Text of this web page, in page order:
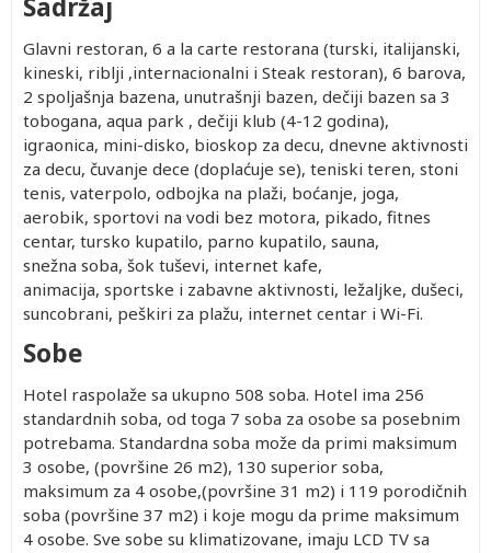
Sadržaj
Glavni restoran, 6 a la carte restorana (turski, italijanski,
kineski, riblji ,internacionalni i Steak restoran), 6 barova,
2 spoljašnja bazena, unutrašnji bazen, dečiji bazen sa 3
tobogana, aqua park , dečiji klub (4-12 godina),
igraonica, mini-disko, bioskop za decu, dnevne aktivnosti
za decu, čuvanje dece (doplaćuje se), teniski teren, stoni
tenis, vaterpolo, odbojka na plaži, boćanje, joga,
aerobik, sportovi na vodi bez motora, pikado, fitnes
centar, tursko kupatilo, parno kupatilo, sauna,
snežna soba, šok tuševi, internet kafe,
animacija, sportske i zabavne aktivnosti, ležaljke, dušeci,
suncobrani, peškiri za plažu, internet centar i Wi-Fi.
Sobe
Hotel raspolaže sa ukupno 508 soba. Hotel ima 256
standardnih soba, od toga 7 soba za osobe sa posebnim
potrebama. Standardna soba može da primi maksimum
3 osobe, (površine 26 m2), 130 superior soba,
maksimum za 4 osobe,(površine 31 m2) i 119 porodičnih
soba (površine 37 m2) i koje mogu da prime maksimum
4 osobe. Sve sobe su klimatizovane, imaju LCD TV sa
362.00
362.00
362.00
362.00
362.00
Besplatno
Besplatno
Besplatno
Besplatno
1,469.00
1,844.00
1,249.00
1,530.00
1,469.00
1,844.00
1,249.00
1,530.00
Prvo
dete 0-
1.99
god.
Prvo
dete 2-
god.
362.00
362.00
362.00
362.00
362.00
362.00
Drugo
dete 0-
dete 0-
1.99)
Besplatno
Besplatno
Besplatno
Besplatno
Besplatno
Besplatno
Drugo
dete 2-
dete 0-
1.99)
1,997.00
1,542.00
2,148.00
1,542.00
1,997.00
1,542.00
Drugo
dete 2-
dete 2-
11.99)
1,997.00
1,542.00
2,148.00
1,542.00
1,997.00
1,542.00